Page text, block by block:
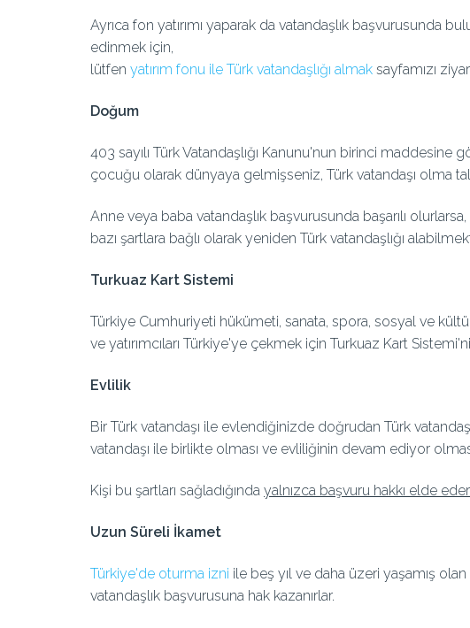
Ayrıca fon yatırımı yaparak da vatandaşlık başvurusunda
edinmek için,
lütfen yatırım fonu ile Türk vatandaşlığı almak sayfamızı
Doğum
403 sayılı Türk Vatandaşlığı Kanunu'nun birinci maddesine
çocuğu olarak dünyaya gelmişseniz, Türk vatandaşı olma
Anne veya baba vatandaşlık başvurusunda başarılı
bazı şartlara bağlı olarak yeniden Türk vatandaşlığı
Turkuaz Kart Sistemi
Türkiye Cumhuriyeti hükümeti, sanata, spora, sosyal ve
ve yatırımcıları Türkiye'ye çekmek için Turkuaz Kart
Evlilik
Bir Türk vatandaşı ile evlendiğinizde doğrudan Türk
vatandaşı ile birlikte olması ve evliliğinin devam ediyor
Kişi bu şartları sağladığında yalnızca başvuru hakkı elde eder.
Uzun Süreli İkamet
Türkiye'de oturma izni ile beş yıl ve daha üzeri yaşamış
vatandaşlık başvurusuna hak kazanırlar.